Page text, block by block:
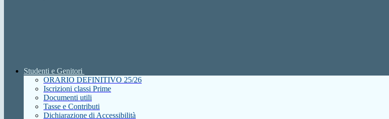
Studenti e Genitori
ORARIO DEFINITIVO 25/26
Iscrizioni classi Prime
Documenti utili
Tasse e Contributi
Dichiarazione di Accessibilità